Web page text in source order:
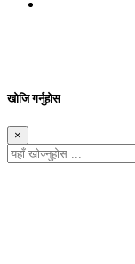
खोजि गर्नुहोस
×